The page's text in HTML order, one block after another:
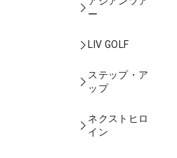
ー
LIV GOLF
ステップ・ア
ップ
ネクストヒロ
イン